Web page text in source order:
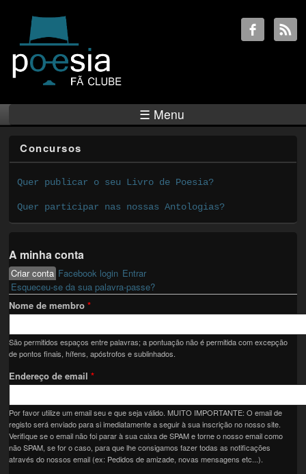
☰ Menu
Concursos
Quer publicar o seu Livro de Poesia?
Quer participar nas nossas Antologias?
A minha conta
Primary tabs
Criar conta (active tab)
Facebook login Entrar
Esqueceu-se da sua palavra-passe?
Nome de membro*
São permitidos espaços entre palavras; a pontuação não é permitida com excepção
de pontos finais, hífens, apóstrofos e sublinhados.
Endereço de email*
Por favor utilize um email seu e que seja válido. MUITO IMPORTANTE: O email de
registo será enviado para si imediatamente a seguir à sua inscrição no nosso site.
Verifique se o email não foi parar à sua caixa de SPAM e torne o nosso email como
não SPAM, se for o caso, para que lhe consigamos fazer todas as notificações
através do nossos email (ex: Pedidos de amizade, novas mensagens etc...).